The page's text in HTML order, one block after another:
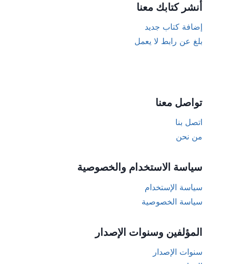
أنشر كتابك معنا
إضافة كتاب جديد
بلغ عن رابط لا يعمل
تواصل معنا
اتصل بنا
من نحن
سياسة الاستخدام والخصوصية
سياسة الإستخدام
سياسة الخصوصية
المؤلفين وسنوات الإصدار
سنوات الإصدار